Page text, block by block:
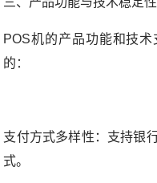
POS机的产品功能和技
的：
支付方式多样性：支持银
式。